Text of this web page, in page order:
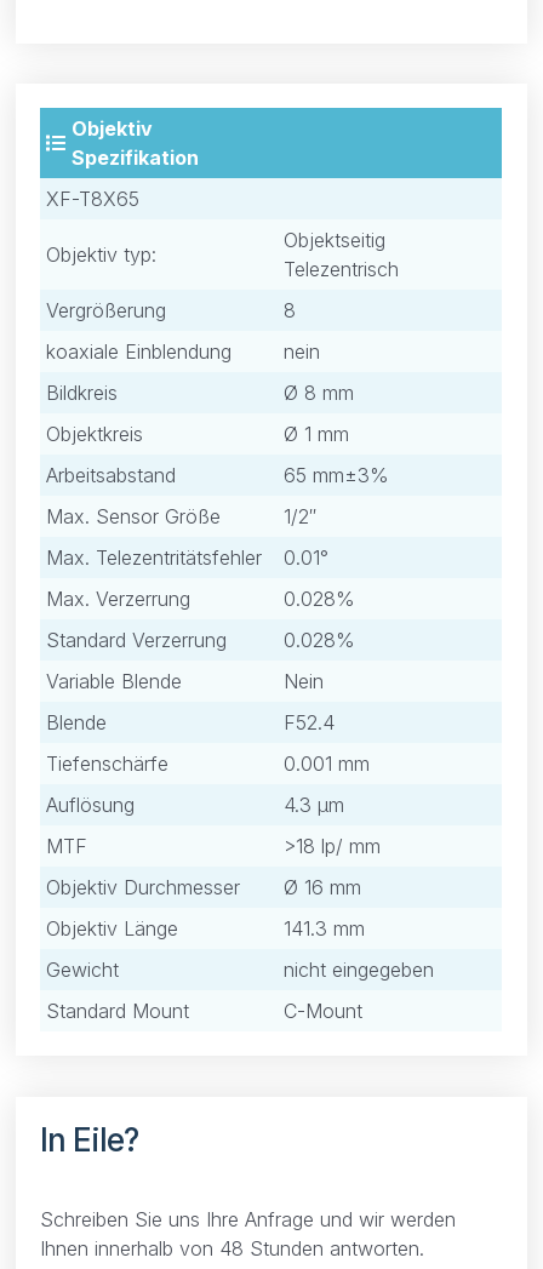
Objektiv
Spezifikation
XF-T8X65
Objektiv typ:
Objektseitig
Telezentrisch
Vergrößerung
8
koaxiale Einblendung
nein
Bildkreis
Ø 8 mm
Objektkreis
Ø 1 mm
Arbeitsabstand
65 mm±3%
Max. Sensor Größe
1/2″
Max. Telezentritätsfehler
0.01°
Max. Verzerrung
0.028%
Standard Verzerrung
0.028%
Variable Blende
Nein
Blende
F52.4
Tiefenschärfe
0.001 mm
Auflösung
4.3 μm
MTF
>18 lp/ mm
Objektiv Durchmesser
Ø 16 mm
Objektiv Länge
141.3 mm
Gewicht
nicht eingegeben
Standard Mount
C-Mount
In Eile?
Schreiben Sie uns Ihre Anfrage und wir werden
Ihnen innerhalb von 48 Stunden antworten.